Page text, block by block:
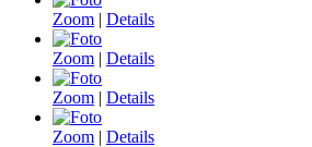
Zoom | Details
Zoom | Details
Zoom | Details
Zoom | Details